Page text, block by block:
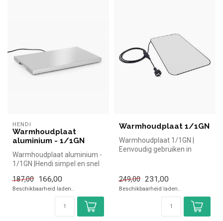
HENDI
Warmhoudplaat
aluminium - 1/1GN
Warmhoudplaat aluminium -
1/1GN |Hendi simpel en snel
187,00
166,00
Beschikbaarheid laden..
Warmhoudplaat 1/1GN
Warmhoudplaat 1/1GN |
Eenvoudig gebruiken in
249,00 231,00
Beschikbaarheid laden..